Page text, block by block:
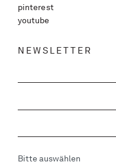
pinterest
youtube
NEWSLETTER